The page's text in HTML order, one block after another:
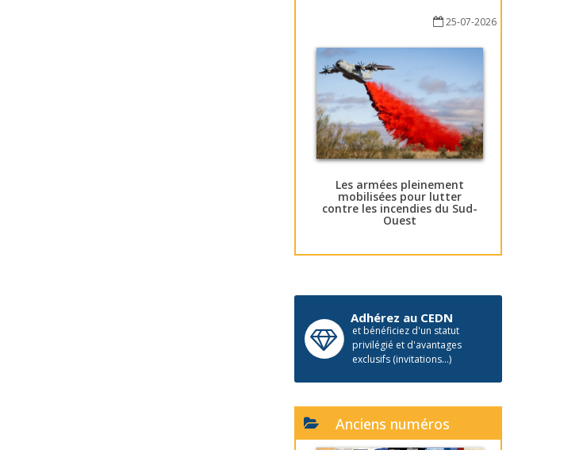
25-07-2026
Les armées pleinement
mobilisées pour lutter
contre les incendies du Sud-
Ouest
Adhérez au CEDN
et bénéficiez d'un statut
privilégié et d'avantages
exclusifs (invitations...)
Anciens numéros